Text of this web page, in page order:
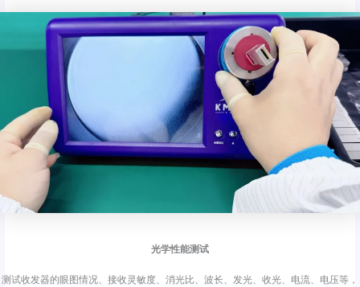
光学性能测试
测试收发器的眼图情况、接收灵敏度、消光比、波长、发光、收光、电流、电压等，